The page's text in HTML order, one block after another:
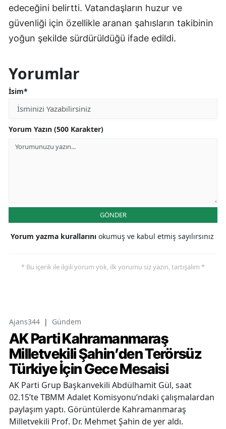
edeceğini belirtti. Vatandaşların huzur ve
güvenliği için özellikle aranan şahısların takibinin
yoğun şekilde sürdürüldüğü ifade edildi.
Yorumlar
İsim*
Yorum Yazın (500 Karakter)
GÖNDER
Yorum yazma kurallarını okumuş ve kabul etmiş sayılırsınız
* Bu içerik ile ilgili yorum yok, ilk yorumu siz yazın, tartışalım *
Ajans344 | Gündem
AK Parti Kahramanmaraş
Milletvekili Şahin’den Terörsüz
Türkiye İçin Gece Mesaisi
AK Parti Grup Başkanvekili Abdülhamit Gül, saat
02.15’te TBMM Adalet Komisyonu’ndaki çalışmalardan
paylaşım yaptı. Görüntülerde Kahramanmaraş
Milletvekili Prof. Dr. Mehmet Şahin de yer aldı.